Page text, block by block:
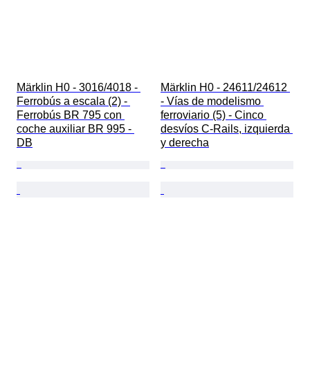
Märklin H0 - 3016/4018 -
Ferrobús a escala (2) -
Ferrobús BR 795 con
coche auxiliar BR 995 -
DB
Märklin H0 - 24611/24612
- Vías de modelismo
ferroviario (5) - Cinco
desvíos C-Rails, izquierda
y derecha